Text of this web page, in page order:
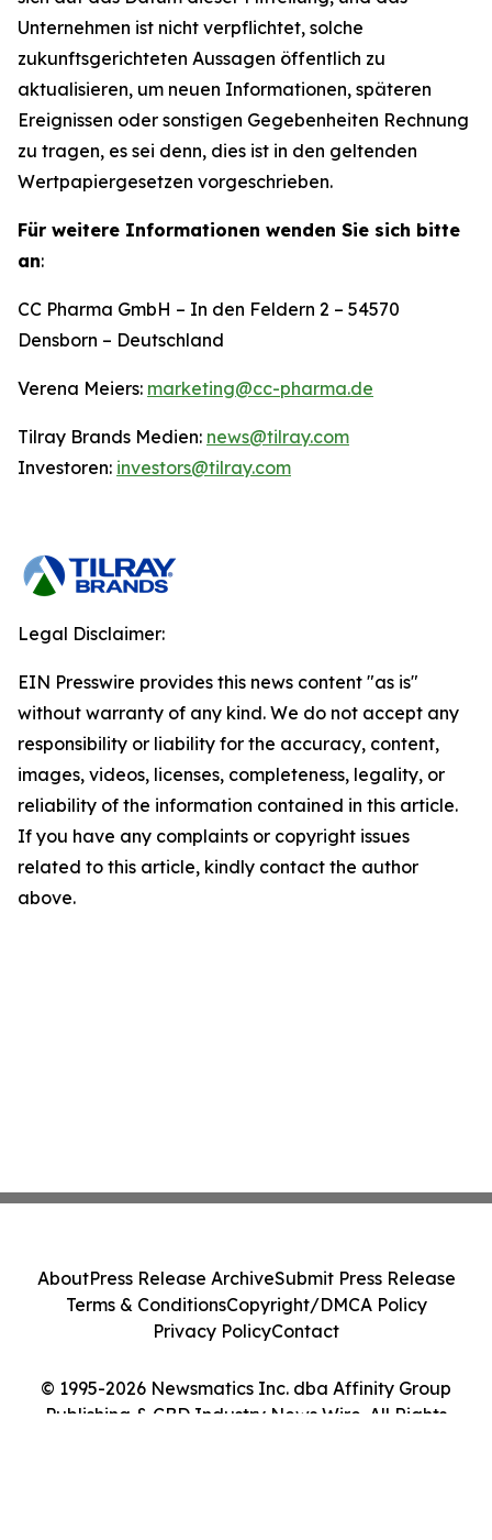
Unternehmen ist nicht verpflichtet, solche
zukunftsgerichteten Aussagen öffentlich zu
aktualisieren, um neuen Informationen, späteren
Ereignissen oder sonstigen Gegebenheiten Rechnung
zu tragen, es sei denn, dies ist in den geltenden
Wertpapiergesetzen vorgeschrieben.
Für weitere Informationen wenden Sie sich bitte
an:
CC Pharma GmbH – In den Feldern 2 – 54570
Densborn – Deutschland
Verena Meiers: marketing@cc-pharma.de
Tilray Brands Medien: news@tilray.com
Investoren: investors@tilray.com
Legal Disclaimer:
EIN Presswire provides this news content "as is"
without warranty of any kind. We do not accept any
responsibility or liability for the accuracy, content,
images, videos, licenses, completeness, legality, or
reliability of the information contained in this article.
If you have any complaints or copyright issues
related to this article, kindly contact the author
above.
© 1995-2026 Newsmatics Inc. dba Affinity Group
Publishing & CBD Industry News Wire. All Rights
AboutPress Release ArchiveSubmit Press Release
Terms & ConditionsCopyright/DMCA Policy
Privacy PolicyContact